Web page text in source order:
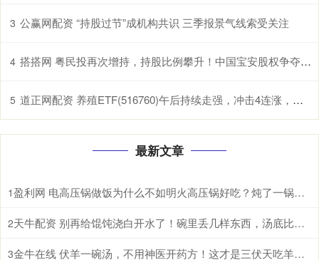
3 公赢网配资 “持股过节”成机构共识 三季报景气线索受关注
4 搭搭网 粤民投再次增持，持股比例攀升！中国宝安股权争夺战或再起
5 道正网配资 养殖ETF(516760)午后持续走强，冲击4连涨，生猪养殖板块有望开启盈利上行期
最新文章
1 盈利网 电高压锅做饭为什么不如明火高压锅好吃？炖了一锅鸡汤后，我懂了
2 天牛配资 别再给馄饨浇白开水了！碗里丢几样东西，汤底比饭店的还香
3 金牛在线 伏羊一碗汤，不用神医开药方！这才是三伏天吃羊肉的真相